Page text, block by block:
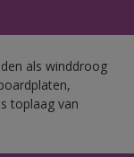
als winddroog
toplaag van